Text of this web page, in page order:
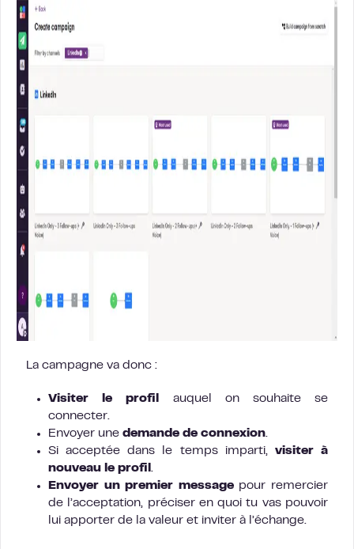
La campagne va donc :
Visiter le profil auquel on souhaite se
connecter.
Envoyer une demande de connexion
Si acceptée dans le temps imparti, visiter à
nouveau le profil
Envoyer un premier messagepour remercier
de l’acceptation, préciser en quoi tu vas pouvoir
lui apporter de la valeur et inviter à l’échange.